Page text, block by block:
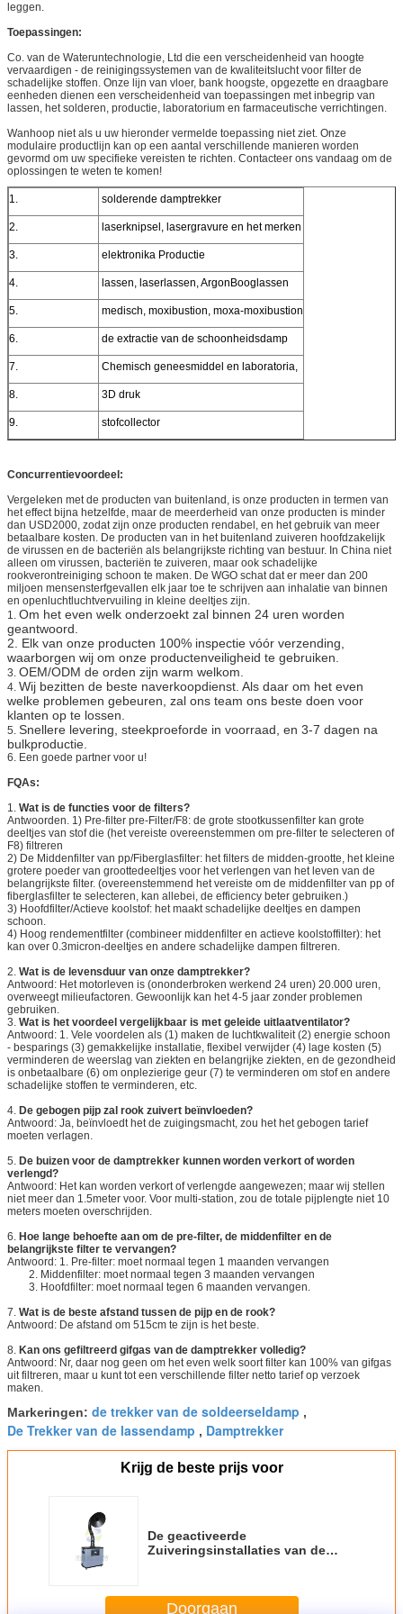
leggen.
Toepassingen:
Co. van de Wateruntechnologie, Ltd die een verscheidenheid van hoogte
vervaardigen - de reinigingssystemen van de kwaliteitslucht voor filter de
schadelijke stoffen. Onze lijn van vloer, bank hoogste, opgezette en draagbare
eenheden dienen een verscheidenheid van toepassingen met inbegrip van
lassen, het solderen, productie, laboratorium en farmaceutische verrichtingen.
Wanhoop niet als u uw hieronder vermelde toepassing niet ziet. Onze
modulaire productlijn kan op een aantal verschillende manieren worden
gevormd om uw specifieke vereisten te richten. Contacteer ons vandaag om de
oplossingen te weten te komen!
1. solderende damptrekker
2. laserknipsel, lasergravure en het merken
3. elektronika Productie
4. lassen, laserlassen, ArgonBooglassen
5. medisch, moxibustion, moxa-moxibustion
6. de extractie van de schoonheidsdamp
7. Chemisch geneesmiddel en laboratoria,
8. 3D druk
9. stofcollector
Concurrentievoordeel:
Vergeleken met de producten van buitenland, is onze producten in termen van
het effect bijna hetzelfde, maar de meerderheid van onze producten is minder
dan USD2000, zodat zijn onze producten rendabel, en het gebruik van meer
betaalbare kosten. De producten van in het buitenland zuiveren hoofdzakelijk
de virussen en de bacteriën als belangrijkste richting van bestuur. In China niet
alleen om virussen, bacteriën te zuiveren, maar ook schadelijke
rookverontreiniging schoon te maken. De WGO schat dat er meer dan 200
miljoen mensensterfgevallen elk jaar toe te schrijven aan inhalatie van binnen
en openluchtluchtvervuiling in kleine deeltjes zijn.
1. Om het even welk onderzoekt zal binnen 24 uren worden
geantwoord.
2. Elk van onze producten 100% inspectie vóór verzending,
waarborgen wij om onze productenveiligheid te gebruiken.
3. OEM/ODM de orden zijn warm welkom.
4. Wij bezitten de beste naverkoopdienst. Als daar om het even
welke problemen gebeuren, zal ons team ons beste doen voor
klanten op te lossen.
5. Snellere levering, steekproeforde in voorraad, en 3-7 dagen na
bulkproductie.
6. Een goede partner voor u!
FQAs:
1. Wat is de functies voor de filters?
Antwoorden. 1) Pre-filter pre-Filter/F8: de grote stootkussenfilter kan grote
deeltjes van stof die (het vereiste overeenstemmen om pre-filter te selecteren of
F8) filtreren
2) De Middenfilter van pp/Fiberglasfilter: het filters de midden-grootte, het kleine
grotere poeder van groottedeeltjes voor het verlengen van het leven van de
belangrijkste filter. (overeenstemmend het vereiste om de middenfilter van pp of
fiberglasfilter te selecteren, kan allebei, de efficiency beter gebruiken.)
3) Hoofdfilter/Actieve koolstof: het maakt schadelijke deeltjes en dampen
schoon.
4) Hoog rendementfilter (combineer middenfilter en actieve koolstoffilter): het
kan over 0.3micron-deeltjes en andere schadelijke dampen filtreren.
2. Wat is de levensduur van onze damptrekker?
Antwoord: Het motorleven is (ononderbroken werkend 24 uren) 20.000 uren,
overweegt milieufactoren. Gewoonlijk kan het 4-5 jaar zonder problemen
gebruiken.
3. Wat is het voordeel vergelijkbaar is met geleide uitlaatventilator?
Antwoord: 1. Vele voordelen als (1) maken de luchtkwaliteit (2) energie schoon
- besparings (3) gemakkelijke installatie, flexibel verwijder (4) lage kosten (5)
verminderen de weerslag van ziekten en belangrijke ziekten, en de gezondheid
is onbetaalbare (6) om onplezierige geur (7) te verminderen om stof en andere
schadelijke stoffen te verminderen, etc.
4. De gebogen pijp zal rook zuivert beïnvloeden?
Antwoord: Ja, beïnvloedt het de zuigingsmacht, zou het het gebogen tarief
moeten verlagen.
5. De buizen voor de damptrekker kunnen worden verkort of worden
verlengd?
Antwoord: Het kan worden verkort of verlengde aangewezen; maar wij stellen
niet meer dan 1.5meter voor. Voor multi-station, zou de totale pijplengte niet 10
meters moeten overschrijden.
6. Hoe lange behoefte aan om de pre-filter, de middenfilter en de
belangrijkste filter te vervangen?
Antwoord: 1. Pre-filter: moet normaal tegen 1 maanden vervangen
2. Middenfilter: moet normaal tegen 3 maanden vervangen
3. Hoofdfilter: moet normaal tegen 6 maanden vervangen.
7. Wat is de beste afstand tussen de pijp en de rook?
Antwoord: De afstand om 515cm te zijn is het beste.
8. Kan ons gefiltreerd gifgas van de damptrekker volledig?
Antwoord: Nr, daar nog geen om het even welk soort filter kan 100% van gifgas
uit filtreren, maar u kunt tot een verschillende filter netto tarief op verzoek
maken.
Markeringen: de trekker van de soldeerseldamp ,
De Trekker van de lassendamp , Damptrekker
Krijg de beste prijs voor
De geactiveerde
Zuiveringsinstallaties van de
van het Chemielaboratorium
Doorgaan